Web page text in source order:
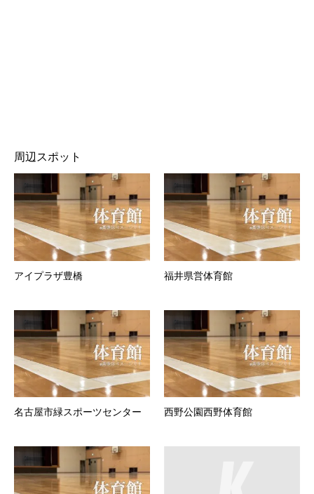
周辺スポット
アイプラザ豊橋 福井県営体育館
名古屋市緑スポーツセンター 西野公園西野体育館